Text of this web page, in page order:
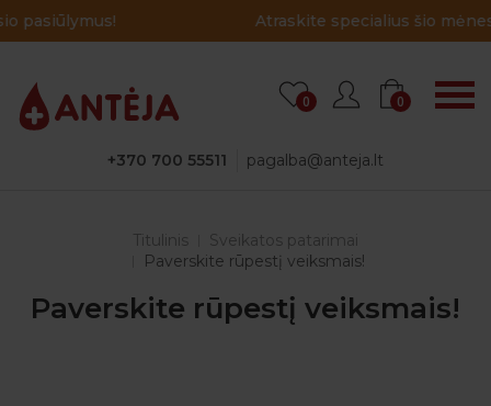
Atraskite specialius šio mėnesio pasiūlymus!
+370 700 55511 pagalba@anteja.lt
0 0
Titulinis
Sveikatos patarimai
Paverskite rūpestį veiksmais!
Paverskite rūpestį veiksmais!